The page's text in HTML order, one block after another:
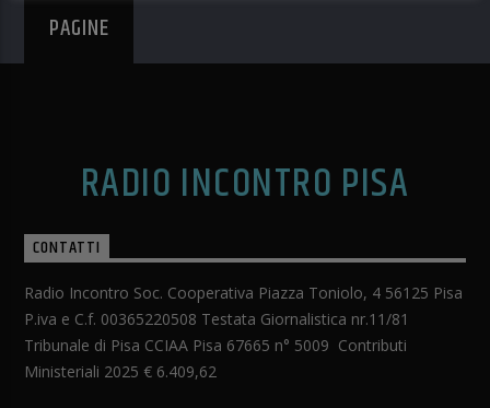
PAGINE
RADIO INCONTRO PISA
CONTATTI
Radio Incontro Soc. Cooperativa Piazza Toniolo, 4 56125 Pisa
P.iva e C.f. 00365220508 Testata Giornalistica nr.11/81
Tribunale di Pisa CCIAA Pisa 67665 n° 5009 Contributi
Ministeriali 2025 € 6.409,62